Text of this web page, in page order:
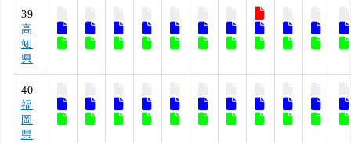
39
高
知
県
40
福
岡
県